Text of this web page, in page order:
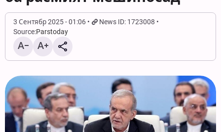
3 Сентябр 2025 - 01:06
News ID: 1723008
Source:Parstoday